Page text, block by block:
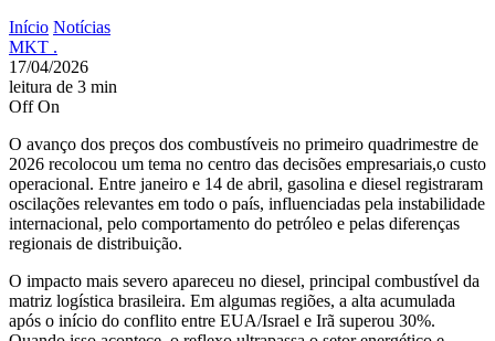
Início Notícias
MKT .
17/04/2026
leitura de 3 min
Off On
O avanço dos preços dos combustíveis no primeiro quadrimestre de
2026 recolocou um tema no centro das decisões empresariais,o custo
operacional. Entre janeiro e 14 de abril, gasolina e diesel registraram
oscilações relevantes em todo o país, influenciadas pela instabilidade
internacional, pelo comportamento do petróleo e pelas diferenças
regionais de distribuição.
O impacto mais severo apareceu no diesel, principal combustível da
matriz logística brasileira. Em algumas regiões, a alta acumulada
após o início do conflito entre EUA/Israel e Irã superou 30%.